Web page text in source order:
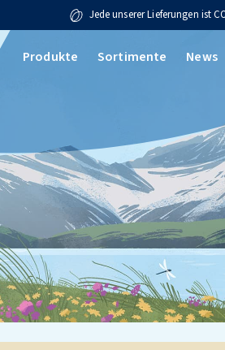
Jede unserer Lieferungen ist
Produkte Sortimente News